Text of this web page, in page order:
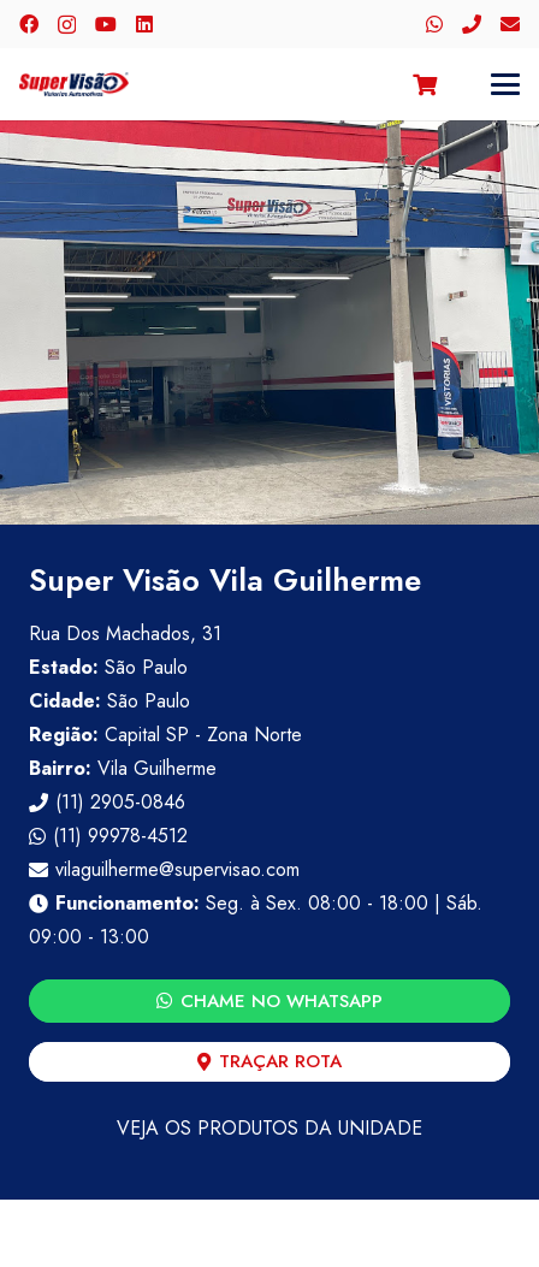
Super Visão Vila Guilherme
Rua Dos Machados, 31
Estado: São Paulo
Cidade: São Paulo
Região: Capital SP - Zona Norte
Bairro: Vila Guilherme
(11) 2905-0846
(11) 99978-4512
vilaguilherme@supervisao.com
Funcionamento:Seg. à Sex. 08:00 - 18:00 | Sáb.
09:00 - 13:00
CHAME NO WHATSAPP
TRAÇAR ROTA
VEJA OS PRODUTOS DA UNIDADE